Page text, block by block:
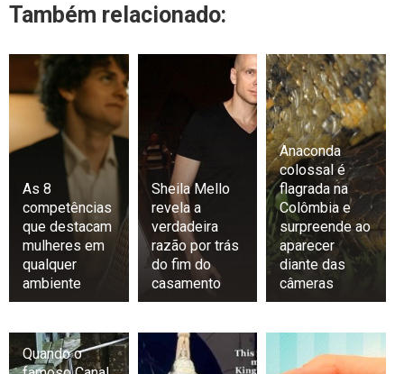
Também relacionado:
As 8
competências
que destacam
mulheres em
qualquer
ambiente
Sheila Mello
revela a
verdadeira
razão por trás
do fim do
casamento
Anaconda
colossal é
flagrada na
Colômbia e
surpreende ao
aparecer
diante das
câmeras
Quando o